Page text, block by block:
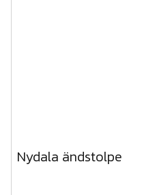
Nydala ändstolpe